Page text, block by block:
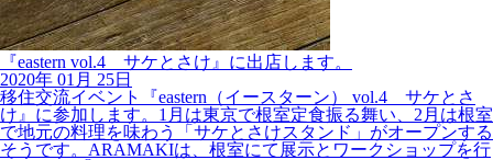
『eastern vol.4 サケとさけ』に出店します。
2020年 01月 25日
移住交流イベント『eastern（イースターン） vol.4 サケとさ
け』に参加します。1月は東京で根室定食振る舞い、2月は根室
で地元の料理を味わう「サケとさけスタンド」がオープンする
そうです。ARAMAKIは、根室にて展示とワークショップを行
います。 『east...